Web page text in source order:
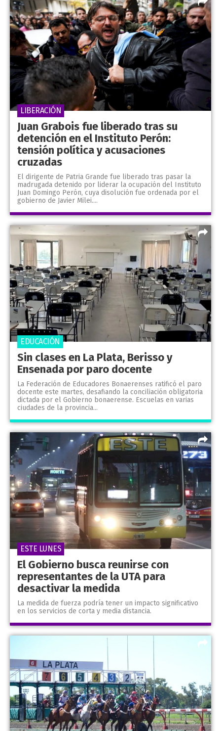
Juan Grabois fue liberado tras su
detención en el Instituto Perón:
tensión política y acusaciones
cruzadas
El dirigente de Patria Grande fue liberado tras pasar la
madrugada detenido por liderar la ocupación del Instituto
Juan Domingo Perón, cuya disolución fue ordenada por el
gobierno de Javier Milei....
LIBERACIÓN
Sin clases en La Plata, Berisso y
Ensenada por paro docente
La Federación de Educadores Bonaerenses ratificó el paro
docente este martes, desafiando la conciliación obligatoria
dictada por el Gobierno bonaerense. Escuelas en varias
ciudades de la provincia...
EDUCACIÓN
El Gobierno busca reunirse con
representantes de la UTA para
desactivar la medida
La medida de fuerza podría tener un impacto significativo
en los servicios de corta y media distancia.
ESTE LUNES